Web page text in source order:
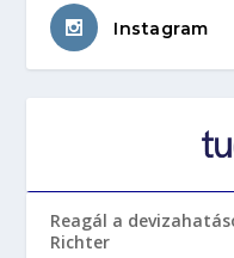
Instagram
Reagál a
Richter